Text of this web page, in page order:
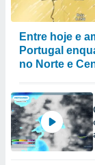
de
1199
Entre hoje e
Portugal
no Norte e